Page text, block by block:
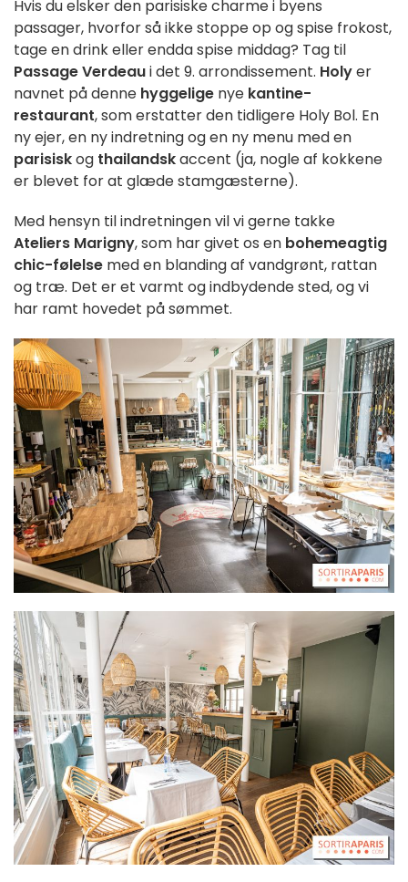
Hvis du elsker den parisiske charme i byens
passager, hvorfor så ikke stoppe op og spise frokost,
tage en drink eller endda spise middag? Tag til
Passage Verdeaui det 9. arrondissement. Holyer
navnet på denne hyggelige nye kantine-
restaurant, som erstatter den tidligere Holy Bol. En
ny ejer, en ny indretning og en ny menu med en
parisiskog thailandskaccent (ja, nogle af kokkene
er blevet for at glæde stamgæsterne).
Med hensyn til indretningen vil vi gerne takke
Ateliers Marigny, som har givet os en bohemeagtig
chic-følelse med en blanding af vandgrønt, rattan
og træ. Det er et varmt og indbydende sted, og vi
har ramt hovedet på sømmet.